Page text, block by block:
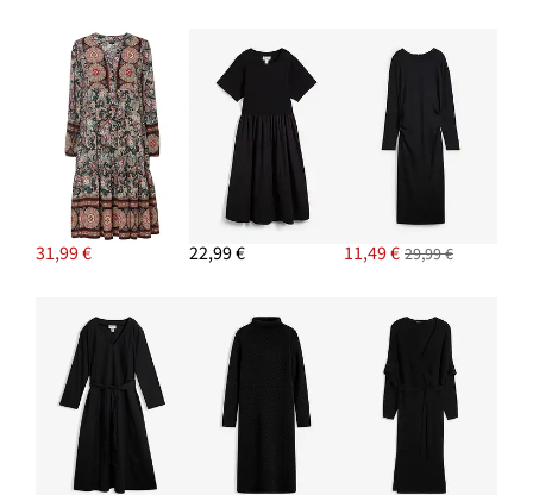
Náušnice kruhy, z mosadze
19,99 €
PRIDAŤ DO KOŠÍKA
31,99 € 22,99 € 11,49 € 29,99 €